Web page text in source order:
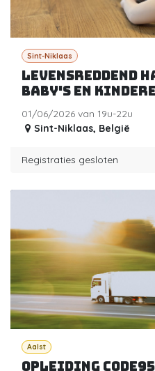
Sint-Niklaas
Levensreddend
baby's en
01/06/2026 van 19u-22u
Sint-Niklaas, België
Registraties gesloten
Aalst
Opleiding